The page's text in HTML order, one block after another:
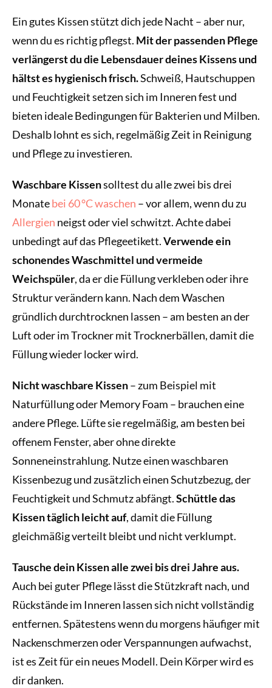
Ein gutes Kissen stützt dich jede Nacht – aber nur,
wenn du es richtig pflegst. Mit der passenden Pflege
verlängerst du die Lebensdauer deines Kissens und
hältst es hygienisch frisch.Schweiß, Hautschuppen
und Feuchtigkeit setzen sich im Inneren fest und
bieten ideale Bedingungen für Bakterien und Milben.
Deshalb lohnt es sich, regelmäßig Zeit in Reinigung
und Pflege zu investieren.
Waschbare Kissensolltest du alle zwei bis drei
Monatebei 60 °C waschen – vor allem, wenn du zu
Allergien neigst oder viel schwitzt. Achte dabei
unbedingt auf das Pflegeetikett.Verwende ein
schonendes Waschmittel und vermeide
Weichspüler, da er die Füllung verkleben oder ihre
Struktur verändern kann. Nach dem Waschen
gründlich durchtrocknen lassen – am besten an der
Luft oder im Trockner mit Trocknerbällen, damit die
Füllung wieder locker wird.
Nicht waschbare Kissen– zum Beispiel mit
Naturfüllung oder Memory Foam – brauchen eine
andere Pflege. Lüfte sie regelmäßig, am besten bei
offenem Fenster, aber ohne direkte
Sonneneinstrahlung. Nutze einen waschbaren
Kissenbezug und zusätzlich einen Schutzbezug, der
Feuchtigkeit und Schmutz abfängt.Schüttle das
Kissen täglich leicht auf, damit die Füllung
gleichmäßig verteilt bleibt und nicht verklumpt.
Tausche dein Kissen alle zwei bis drei Jahre aus.
Auch bei guter Pflege lässt die Stützkraft nach, und
Rückstände im Inneren lassen sich nicht vollständig
entfernen. Spätestens wenn du morgens häufiger mit
Nackenschmerzen oder Verspannungen aufwachst,
ist es Zeit für ein neues Modell. Dein Körper wird es
dir danken.